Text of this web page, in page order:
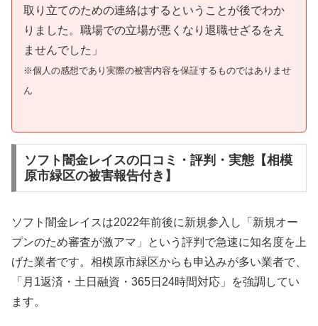
取り立てのための連絡はするということが後でわか
りました。職場での立場が悪くなり退職せざるをえ
ませんでした」
※個人の感想であり実際の被害内容を保証するものではありませ
ん
ソフト闇金レイスの口コミ・評判・実態【相模
原市緑区の被害報告付き】
ソフト闇金レイスは2022年前後に新規参入し「新規オー
プンのため審査が激アマ」という評判で急速に知名度を上
げた業者です。相模原市緑区からも申込みが多い業者で、
「月1返済・土日融資・365日24時間対応」を強調してい
ます。